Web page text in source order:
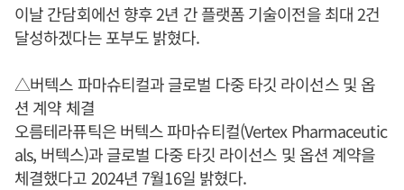
이날 간담회에선 향후 2년 간 플랫폼 기술이전을 최대 2건
달성하겠다는 포부도 밝혔다.
△버텍스 파마슈티컬과 글로벌 다중 타깃 라이선스 및 옵
션 계약 체결
오름테라퓨틱은 버텍스 파마슈티컬(Vertex Pharmaceutic
als, 버텍스)과 글로벌 다중 타깃 라이선스 및 옵션 계약을
체결했다고 2024년 7월16일 밝혔다.